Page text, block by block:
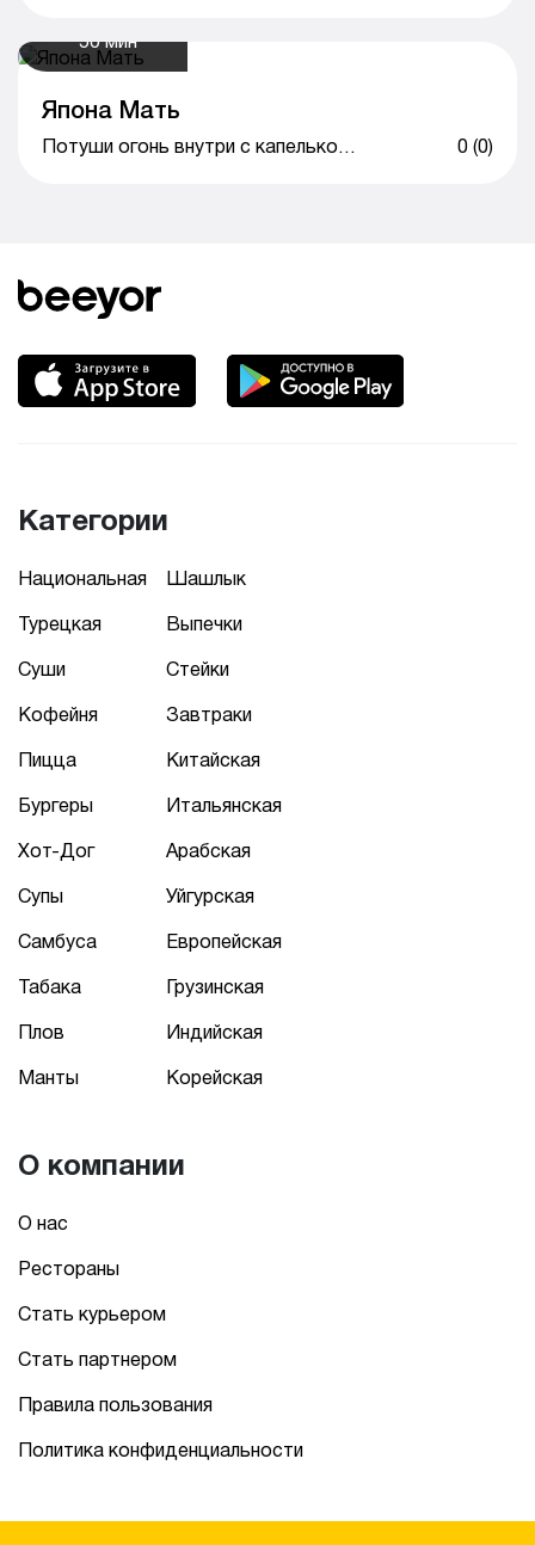
50 мин
Япона Мать
Потуши огонь внутри с капелькой любви! 0 (0)
Категории
Национальная
Турецкая
Суши
Кофейня
Пицца
Бургеры
Хот-Дог
Супы
Самбуса
Табака
Плов
Манты
Шашлык
Выпечки
Стейки
Завтраки
Китайская
Итальянская
Арабская
Уйгурская
Европейская
Грузинская
Индийская
Корейская
О компании
О нас
Рестораны
Стать курьером
Стать партнером
Правила пользования
Политика конфиденциальности